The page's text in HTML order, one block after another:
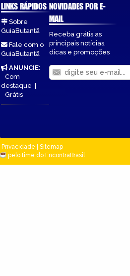
LINKS RÁPIDOS
Sobre
GuiaButantã
Fale com o
GuiaButantã
ANUNCIE:
Com
destaque|
Grátis
NOVIDADES POR E-
MAIL
Receba grátis as
principais notícias,
dicas e promoções
Privacidade
Sitemap
pelo time do EncontraBrasil